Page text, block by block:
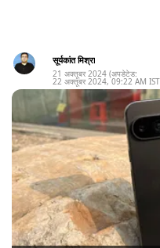
सूर्यकांत मिश्रा
21 अक्तूबर 2024 (अपडेटेड:
22 अक्तूबर 2024, 09:22 AM